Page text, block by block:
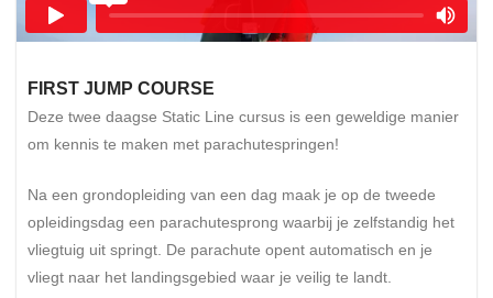
FIRST JUMP COURSE
Deze twee daagse Static Line cursus is een geweldige manier
om kennis te maken met parachutespringen!
Na een grondopleiding van een dag maak je op de tweede
opleidingsdag een parachutesprong waarbij je zelfstandig het
vliegtuig uit springt. De parachute opent automatisch en je
vliegt naar het landingsgebied waar je veilig te landt.